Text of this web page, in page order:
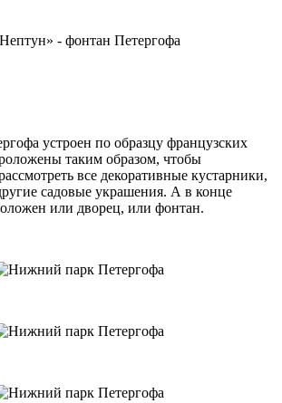
устроен по образцу французских
таким образом, чтобы
все декоративные кустарники,
садовые украшения. А в конце
или дворец, или фонтан.